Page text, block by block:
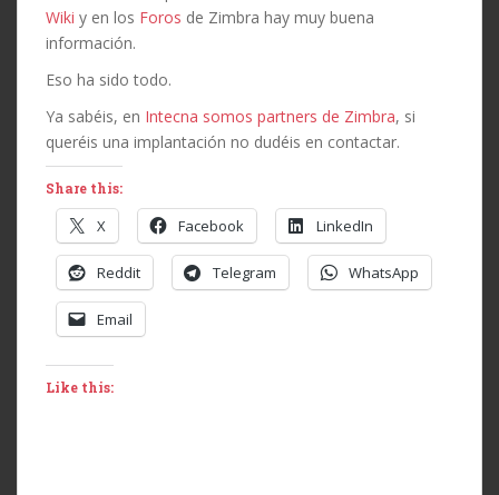
Wiki y en los Foros de Zimbra hay muy buena
información.
Eso ha sido todo.
Ya sabéis, en Intecna somos partners de Zimbra, si
queréis una implantación no dudéis en contactar.
Share this:
X Facebook LinkedIn
Reddit Telegram WhatsApp
Email
Like this: